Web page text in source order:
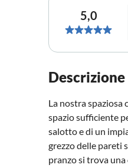
5,0
Descrizione
La nostra spaziosa
spazio sufficiente
salotto e di un
grezzo delle pareti
pranzo si trova